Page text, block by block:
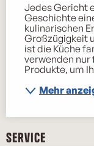
Jedes Gericht
Geschichte
kulinarischen
Großzügigkeit
ist die Küche
verwenden nur
Produkte, um
Mehr
Service